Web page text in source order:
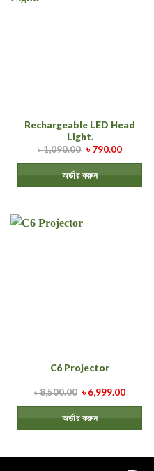
Rechargeable LED Head
Light.
৳1,090.00 ৳790.00
অর্ডার করুন
C6 Projector
৳8,500.00 ৳6,999.00
অর্ডার করুন